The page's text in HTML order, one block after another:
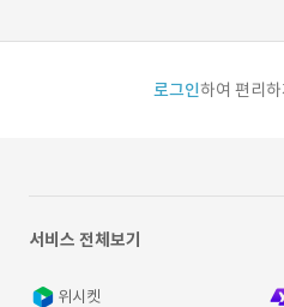
로그인하여 편리
서비스 전체보기
위시켓